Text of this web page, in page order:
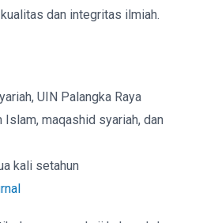
dan integritas ilmiah.
UIN Palangka Raya
Islam, maqashid syariah, dan
kali setahun